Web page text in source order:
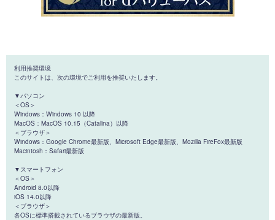
利用推奨環境
このサイトは、次の環境でご利用を推奨いたします。
▼パソコン
＜OS＞
Windows：Windows 10 以降
MacOS：MacOS 10.15（Catalina）以降
＜ブラウザ＞
Windows：Google Chrome最新版、Microsoft Edge最新版、Mozilla FireFox最新版
Macintosh：Safari最新版
▼スマートフォン
＜OS＞
Android 8.0以降
iOS 14.0以降
＜ブラウザ＞
各OSに標準搭載されているブラウザの最新版。